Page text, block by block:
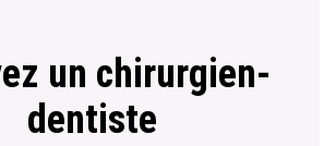
un chirurgien-
dentiste